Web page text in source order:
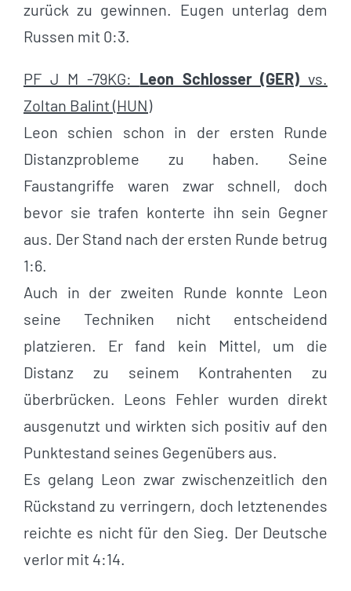
zurück zu gewinnen. Eugen unterlag dem
Russen mit 0:3.
PF J M -79KG: Leon Schlosser (GER) vs.
Zoltan Balint (HUN)
Leon schien schon in der ersten Runde
Distanzprobleme zu haben. Seine
Faustangriffe waren zwar schnell, doch
bevor sie trafen konterte ihn sein Gegner
aus. Der Stand nach der ersten Runde betrug
1:6.
Auch in der zweiten Runde konnte Leon
seine Techniken nicht entscheidend
platzieren. Er fand kein Mittel, um die
Distanz zu seinem Kontrahenten zu
überbrücken. Leons Fehler wurden direkt
ausgenutzt und wirkten sich positiv auf den
Punktestand seines Gegenübers aus.
Es gelang Leon zwar zwischenzeitlich den
Rückstand zu verringern, doch letztenendes
reichte es nicht für den Sieg. Der Deutsche
verlor mit 4:14.